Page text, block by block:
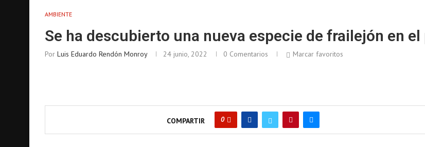
AMBIENTE
Se ha descubierto una nueva especie de frailejón en el
Por Luis Eduardo Rendón Monroy 24 junio, 2022 0 Comentarios Marcar favoritos
COMPARTIR 0